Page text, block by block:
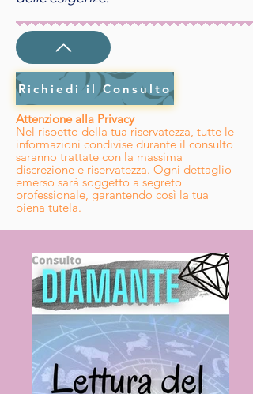
Richiedi il Consulto
Attenzione alla Privacy
Nel rispetto della tua riservatezza, tutte le
informazioni condivise durante il consulto
saranno trattate con la massima
discrezione e riservatezza. Ogni dettaglio
emerso sarà soggetto a segreto
professionale, garantendo così la tua
piena tutela.